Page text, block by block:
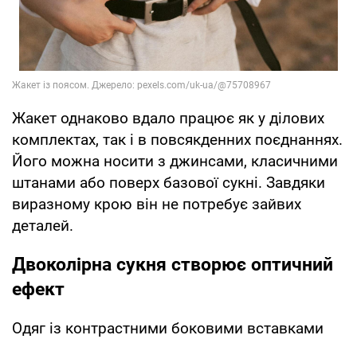
Жакет однаково вдало працює як у ділових
комплектах, так і в повсякденних поєднаннях.
Його можна носити з джинсами, класичними
штанами або поверх базової сукні. Завдяки
виразному крою він не потребує зайвих
деталей.
Двоколірна сукня створює оптичний
ефект
Одяг із контрастними боковими вставками